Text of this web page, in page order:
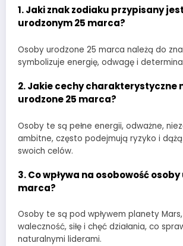
1.Jaki znak zodiaku przypisany
urodzonym 25 marca?
Osoby urodzone 25 marca należą do
symbolizuje energię, odwagę i
2.Jakie cechy charakterystyczne
urodzone 25 marca?
Osoby te są pełne energii, odważne,
ambitne, często podejmują ryzyko i
swoich celów.
3.Co wpływa na osobowość
marca?
Osoby te są pod wpływem planety
waleczność, siłę i chęć działania, co
naturalnymi liderami.